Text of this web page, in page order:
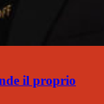
il proprio